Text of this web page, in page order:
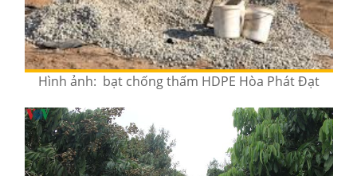
Hình ảnh: bạt chống thấm HDPE Hòa Phát Đạt